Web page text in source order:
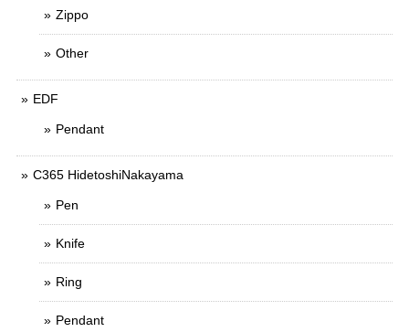
Zippo
Other
EDF
Pendant
C365 HidetoshiNakayama
Pen
Knife
Ring
Pendant